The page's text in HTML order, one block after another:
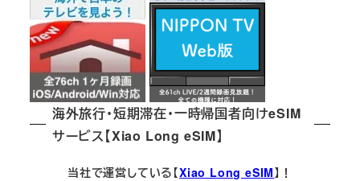
海外旅行・短期滞在・一時帰国者向けeSIM
サービス【Xiao Long eSIM】
当社で運営している【Xiao Long eSIM】！